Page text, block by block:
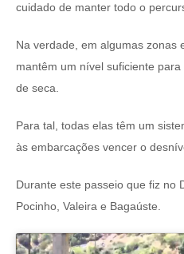
cuidado de manter todo o
Na verdade, em algumas zonas
mantêm um nível suficiente
de seca.
Para tal, todas elas têm um
às embarcações vencer o
Durante este passeio que fiz no
Pocinho, Valeira e Bagaúste.